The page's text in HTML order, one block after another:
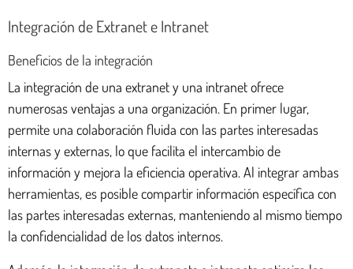
Integración de Extranet e Intranet
Beneficios de la integración
La integración de una extranet y una intranet ofrece
numerosas ventajas a una organización. En primer lugar,
permite una colaboración fluida con las partes interesadas
internas y externas, lo que facilita el intercambio de
información y mejora la eficiencia operativa. Al integrar ambas
herramientas, es posible compartir información específica con
las partes interesadas externas, manteniendo al mismo tiempo
la confidencialidad de los datos internos.